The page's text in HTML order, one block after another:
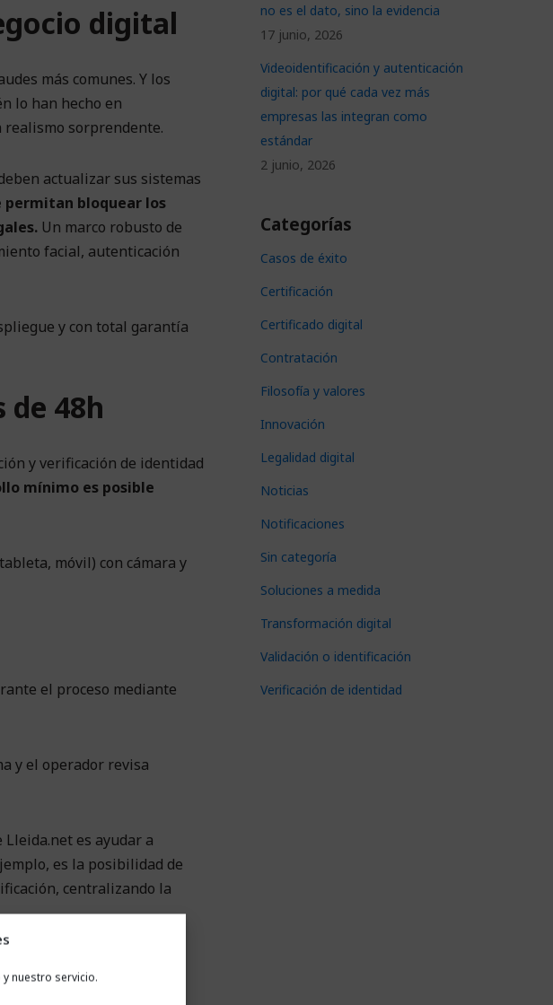
nuestro servicio.
digital
más comunes. Y los
lo han hecho en
realismo sorprendente.
actualizar sus sistemas
permitan bloquear los
Un marco robusto de
facial, autenticación
y con total garantía
48h
y verificación de identidad
mínimo es posible
móvil) con cámara y
el proceso mediante
y el operador revisa
es ayudar a
es la posibilidad de
centralizando la
no es el dato, sino la evidencia
17 junio, 2026
Videoidentificación y autenticación
digital: por qué cada vez más
empresas las integran como
estándar
2 junio, 2026
Categorías
Casos de éxito
Certificación
Certificado digital
Contratación
Filosofía y valores
Innovación
Legalidad digital
Noticias
Notificaciones
Sin categoría
Soluciones a medida
Transformación digital
Validación o identificación
Verificación de identidad